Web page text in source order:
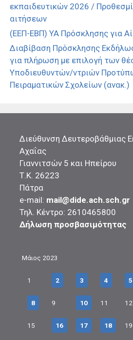
εκπαιδευτικών 2026 /
αιτήσεων
(ΕΕΠ-ΕΒΠ) ΥΑ Πρόσκλησης για
Διαβίβαση Πρόσκλησης
για πλήρωση με επιλογή των
Υποδιευθυντών/ντριών
Πειραματικών Σχολείων (ανακ.)
Διεύθυνση Δευτεροβάθμιας
Αχαΐας
Γιαννιτσών 5 και Ηπείρου
Τ.Κ. 26223
Πάτρα
e-mail: mail@dide.ach.sch.gr
Τηλ. Κέντρο: 2610465800
Δήλωση προσβασιμότητας
Μάιος 2023
1 2 3 4 5
8 9 10 11 12
15 16 17 18 19